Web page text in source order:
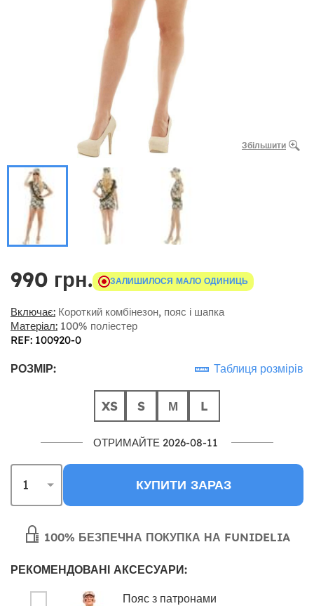
Збільшити
990 грн. ЗАЛИШИЛОСЯ МАЛО ОДИНИЦЬ
Включає: Короткий комбінезон, пояс і шапка
Матеріал: 100% поліестер
REF: 100920-0
РОЗМІР: Таблиця розмірів
XS S М L
ОТРИМАЙТЕ 2026-08-11
КУПИТИ ЗАРАЗ
100% БЕЗПЕЧНА ПОКУПКА НА FUNIDELIA
РЕКОМЕНДОВАНІ АКСЕСУАРИ:
Пояс з патронами